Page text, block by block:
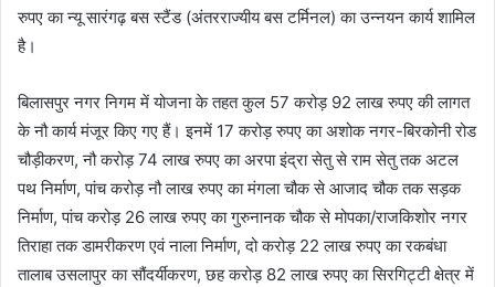
रुपए का न्यू सारंगढ़ बस स्टैंड (अंतरराज्यीय बस टर्मिनल) का उन्नयन कार्य शामिल
है।
बिलासपुर नगर निगम में योजना के तहत कुल 57 करोड़ 92 लाख रुपए की लागत
के नौ कार्य मंजूर किए गए हैं। इनमें 17 करोड़ रुपए का अशोक नगर-बिरकोनी रोड
चौड़ीकरण, नौ करोड़ 74 लाख रुपए का अरपा इंद्रा सेतु से राम सेतु तक अटल
पथ निर्माण, पांच करोड़ नौ लाख रुपए का मंगला चौक से आजाद चौक तक सड़क
निर्माण, पांच करोड़ 26 लाख रुपए का गुरुनानक चौक से मोपका/राजकिशोर नगर
तिराहा तक डामरीकरण एवं नाला निर्माण, दो करोड़ 22 लाख रुपए का रकबंधा
तालाब उसलापुर का सौंदर्यीकरण, छह करोड़ 82 लाख रुपए का सिरगिट्टी क्षेत्र में